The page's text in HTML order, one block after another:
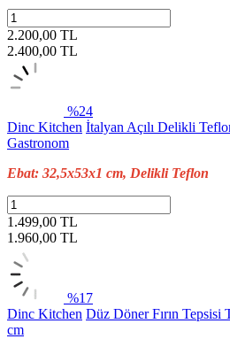
2.200,00 TL
2.400,00 TL
%24
Dinc Kitchen İtalyan Açılı Delikli
Gastronom
Ebat: 32,5x53x1 cm, Delikli Teflon
1.499,00 TL
1.960,00 TL
%17
Dinc Kitchen Düz Döner Fırın
cm